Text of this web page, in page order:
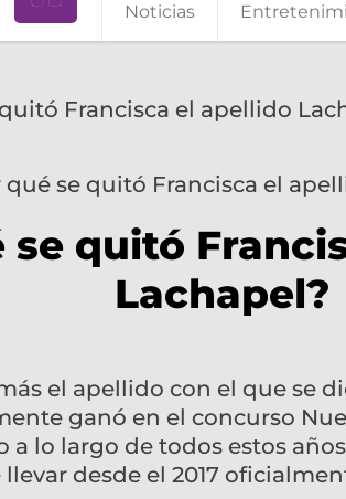
Noticias
Francisca el apellido
se quitó
Lachapel?
el apellido con el que se
ganó en el concurso
a lo largo de todos estos
desde el 2017